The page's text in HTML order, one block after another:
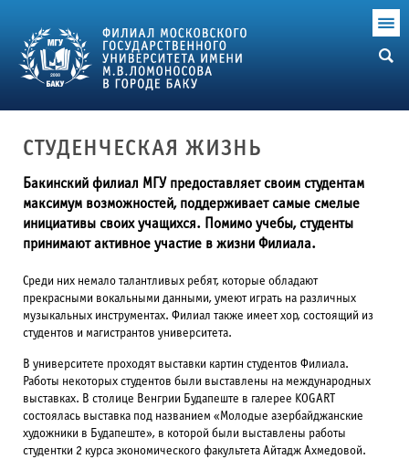
СТУДЕНЧЕСКАЯ ЖИЗНЬ
Бакинский филиал МГУ предоставляет своим студентам
максимум возможностей, поддерживает самые смелые
инициативы своих учащихся. Помимо учебы, студенты
принимают активное участие в жизни Филиала.
Среди них немало талантливых ребят, которые обладают
прекрасными вокальными данными, умеют играть на различных
музыкальных инструментах. Филиал также имеет хор, состоящий из
студентов и магистрантов университета.
В университете проходят выставки картин студентов Филиала.
Работы некоторых студентов были выставлены на международных
выставках. В столице Венгрии Будапеште в галерее KOGART
состоялась выставка под названием «Молодые азербайджанские
художники в Будапеште», в которой были выставлены работы
студентки 2 курса экономического факультета Айтадж Ахмедовой.